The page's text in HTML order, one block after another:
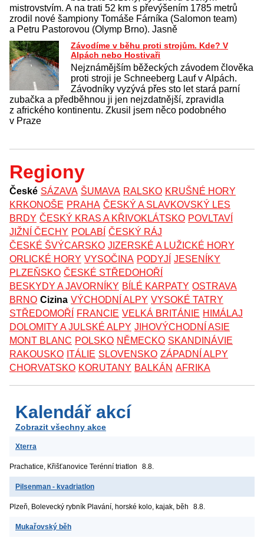
mistrovstvím. A na trati 52 km s převýšením 1785 metrů
zrodil nové šampiony Tomáše Fárníka (Salomon team)
a Petru Pastorovou (Olymp Brno). Jasně
Závodíme v běhu proti strojům. Kde? V
Alpách nebo Hostivaři
Nejznámějším běžeckých závodem člověka
proti stroji je Schneeberg Lauf v Alpách.
Závodníky vyzývá přes sto let stará parní
zubačka a předběhnou ji jen nejzdatnější, zpravidla
z afrického kontinentu. Zkusil jsem něco podobného
v Praze
Regiony
České SÁZAVA ŠUMAVA RALSKO KRUŠNÉ HORY
KRKONOŠE PRAHA ČESKÝ A SLAVKOVSKÝ LES
BRDY ČESKÝ KRAS A KŘIVOKLÁTSKO POVLTAVÍ
JIŽNÍ ČECHY POLABÍ ČESKÝ RÁJ
ČESKÉ ŠVÝCARSKO JIZERSKÉ A LUŽICKÉ HORY
ORLICKÉ HORY VYSOČINA PODYJÍ JESENÍKY
PLZEŇSKO ČESKÉ STŘEDOHOŘÍ
BESKYDY A JAVORNÍKY BÍLÉ KARPATY OSTRAVA
BRNO Cizina VÝCHODNÍ ALPY VYSOKÉ TATRY
STŘEDOMOŘÍ
FRANCIE VELKÁ BRITÁNIE HIMÁLAJ
DOLOMITY A JULSKÉ ALPY JIHOVÝCHODNÍ ASIE
MONT BLANC POLSKO NĚMECKO SKANDINÁVIE
RAKOUSKO ITÁLIE SLOVENSKO ZÁPADNÍ ALPY
CHORVATSKO KORUTANY BALKÁN AFRIKA
Kalendář akcí
Zobrazit všechny akce
Xterra
Prachatice, Křišťanovice Terénní triatlon 8.8.
Pilsenman - kvadriatlon
Plzeň, Bolevecký rybník Plavání, horské kolo, kajak, běh 8.8.
Mukařovský běh